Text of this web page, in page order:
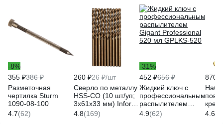
-8%
355 ₽386 ₽
Разметочная
чертилка Sturm
1090-08-100
4.7(62)
260 ₽26 ₽/шт
Сверло по металлу
HSS-CO (10 шт/уп;
3x61x33 мм) Inforce
11-01-442
4.8(169)
-31%
452 ₽656 ₽
Жидкий ключ с
профессиональным
распылителем
Gigant Professional
520 мл GPLKS-520
4.9(62)
870 ₽
4.6